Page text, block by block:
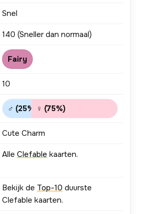
Snel
140 (Sneller dan normaal)
Fairy
10
♂ (25%) ♀ (75%)
Cute Charm
Alle Clefable kaarten.
Bekijk de Top-10 duurste
Clefable kaarten.